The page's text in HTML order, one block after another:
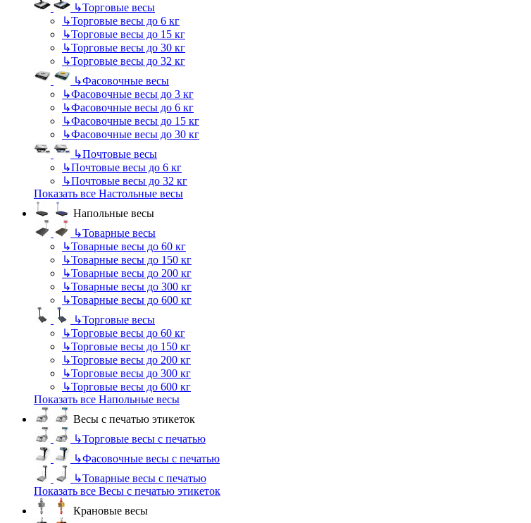
↳Торговые весы
↳Торговые весы до 6 кг
↳Торговые весы до 15 кг
↳Торговые весы до 30 кг
↳Торговые весы до 32 кг
↳Фасовочные весы
↳Фасовочные весы до 3 кг
↳Фасовочные весы до 6 кг
↳Фасовочные весы до 15 кг
↳Фасовочные весы до 30 кг
↳Почтовые весы
↳Почтовые весы до 6 кг
↳Почтовые весы до 32 кг
Показать все Настольные весы
Напольные весы
↳Товарные весы
↳Товарные весы до 60 кг
↳Товарные весы до 150 кг
↳Товарные весы до 200 кг
↳Товарные весы до 300 кг
↳Товарные весы до 600 кг
↳Торговые весы
↳Торговые весы до 60 кг
↳Торговые весы до 150 кг
↳Торговые весы до 200 кг
↳Торговые весы до 300 кг
↳Торговые весы до 600 кг
Показать все Напольные весы
Весы с печатью этикеток
↳Торговые весы с печатью
↳Фасовочные весы с печатью
↳Товарные весы с печатью
Показать все Весы с печатью этикеток
Крановые весы